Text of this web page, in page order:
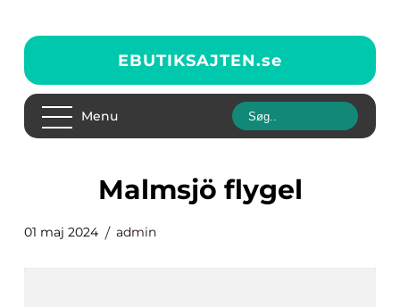
EBUTIKSAJTEN.se
Menu
Malmsjö flygel
01 maj 2024 admin